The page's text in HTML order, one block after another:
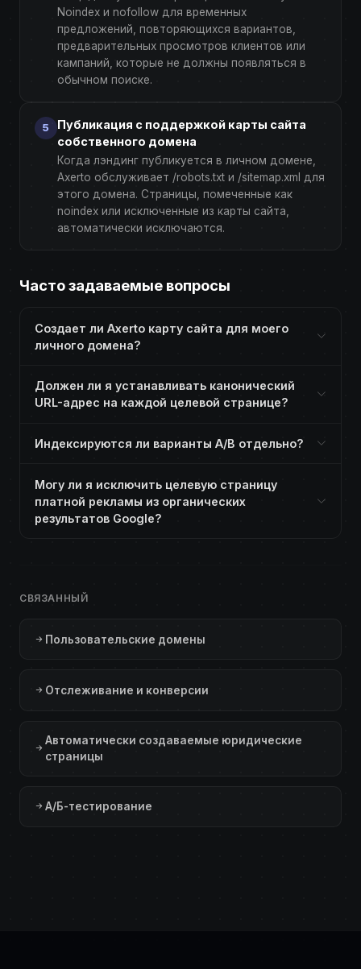
Noindex и nofollow для временных
предложений, повторяющихся вариантов,
предварительных просмотров клиентов или
кампаний, которые не должны появляться в
обычном поиске.
Публикация с поддержкой карты сайта
собственного домена
Когда лэндинг публикуется в личном домене,
Axerto обслуживает /robots.txt и /sitemap.xml для
этого домена. Страницы, помеченные как
noindex или исключенные из карты сайта,
автоматически исключаются.
Часто задаваемые вопросы
Создает ли Axerto карту сайта для моего
личного домена?
Должен ли я устанавливать канонический
URL-адрес на каждой целевой странице?
Индексируются ли варианты A/B отдельно?
Могу ли я исключить целевую страницу
платной рекламы из органических
результатов Google?
СВЯЗАННЫЙ
Пользовательские домены
Отслеживание и конверсии
Автоматически создаваемые юридические
страницы
А/Б-тестирование